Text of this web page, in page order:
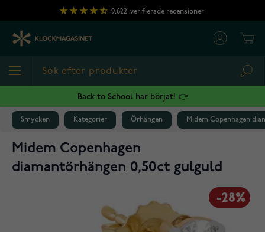
Hoppa till innehållet
9,622 verifierade recensioner
Back to School har börjat! 👉
Smycken Kategorier Örhängen Midem Copenhagen
Midem Copenhagen
diamantörhängen 0,50ct gulguld
-28%